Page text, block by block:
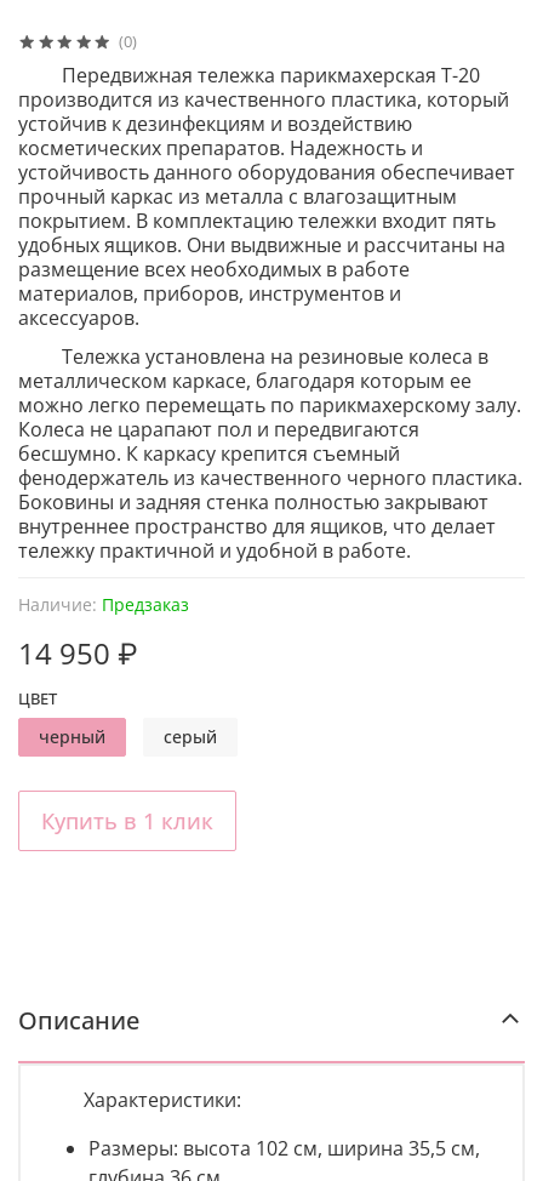
(0)
Наличие: Предзаказ
14 950 ₽
Купить в 1 клик
ЦВЕТ
черный серый
Передвижная тележка парикмахерская Т-20
производится из качественного пластика, который
устойчив к дезинфекциям и воздействию
косметических препаратов. Надежность и
устойчивость данного оборудования обеспечивает
прочный каркас из металла с влагозащитным
покрытием. В комплектацию тележки входит пять
удобных ящиков. Они выдвижные и рассчитаны на
размещение всех необходимых в работе
материалов, приборов, инструментов и
аксессуаров.
Тележка установлена на резиновые колеса в
металлическом каркасе, благодаря которым ее
можно легко перемещать по парикмахерскому залу.
Колеса не царапают пол и передвигаются
бесшумно. К каркасу крепится съемный
фенодержатель из качественного черного пластика.
Боковины и задняя стенка полностью закрывают
внутреннее пространство для ящиков, что делает
тележку практичной и удобной в работе.
Описание
Характеристики:
Размеры: высота 102 см, ширина 35,5 см,